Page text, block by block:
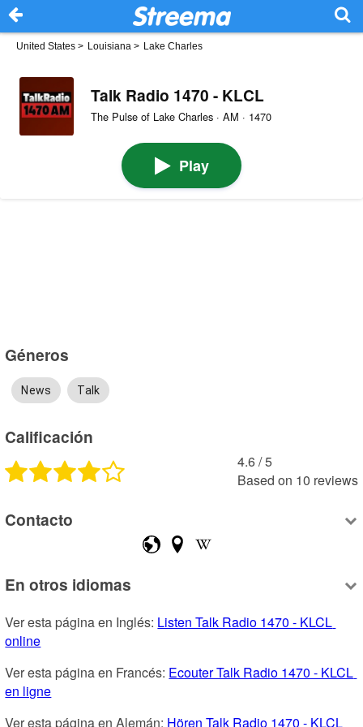
United States > Louisiana > Lake Charles
Talk Radio 1470 - KLCL
The Pulse of Lake Charles · AM · 1470
Play
Géneros
News Talk
Calificación
4.6 /5
Based on 10 reviews
Contacto
En otros idiomas
Ver esta página en Inglés: Listen Talk Radio 1470 - KLCL
online
Ver esta página en Francés: Ecouter Talk Radio 1470 - KLCL
en ligne
Ver esta página en Alemán: Hören Talk Radio 1470 - KLCL